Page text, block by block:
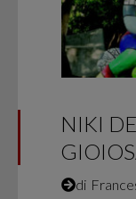
NIKI
di